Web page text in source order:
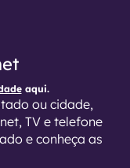
aqui.
ou cidade,
TV e telefone
e conheça as